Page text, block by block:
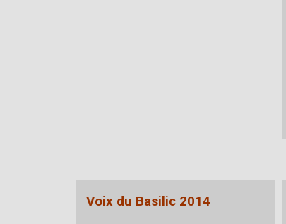
Voix du Basilic 2014